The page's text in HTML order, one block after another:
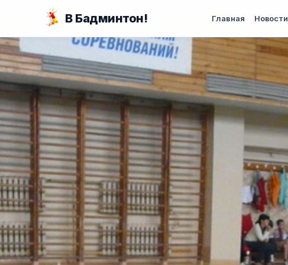
Перейти к основному содержанию
В Бадминтон! Главная Новости
Вы здесь